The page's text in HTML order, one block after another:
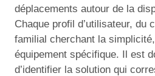
déplacements autour de la
Chaque profil d’utilisateur, du
familial cherchant la
équipement spécifique. Il est
d’identifier la solution qui